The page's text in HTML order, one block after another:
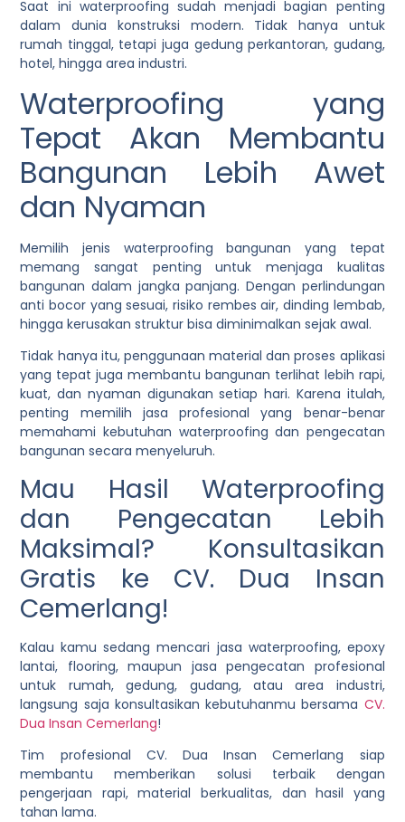
Saat ini waterproofing sudah menjadi bagian penting
dalam dunia konstruksi modern. Tidak hanya untuk
rumah tinggal, tetapi juga gedung perkantoran, gudang,
hotel, hingga area industri.
Waterproofing yang
Tepat Akan Membantu
Bangunan Lebih Awet
dan Nyaman
Memilih jenis waterproofing bangunan yang tepat
memang sangat penting untuk menjaga kualitas
bangunan dalam jangka panjang. Dengan perlindungan
anti bocor yang sesuai, risiko rembes air, dinding lembab,
hingga kerusakan struktur bisa diminimalkan sejak awal.
Tidak hanya itu, penggunaan material dan proses aplikasi
yang tepat juga membantu bangunan terlihat lebih rapi,
kuat, dan nyaman digunakan setiap hari. Karena itulah,
penting memilih jasa profesional yang benar-benar
memahami kebutuhan waterproofing dan pengecatan
bangunan secara menyeluruh.
Mau Hasil Waterproofing
dan Pengecatan Lebih
Maksimal? Konsultasikan
Gratis ke CV. Dua Insan
Cemerlang!
Kalau kamu sedang mencari jasa waterproofing, epoxy
lantai, flooring, maupun jasa pengecatan profesional
untuk rumah, gedung, gudang, atau area industri,
langsung saja konsultasikan kebutuhanmu bersama CV.
Dua Insan Cemerlang!
Tim profesional CV. Dua Insan Cemerlang siap
membantu memberikan solusi terbaik dengan
pengerjaan rapi, material berkualitas, dan hasil yang
tahan lama.